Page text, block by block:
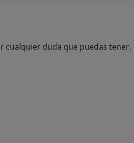
cualquier duda que puedas tener.